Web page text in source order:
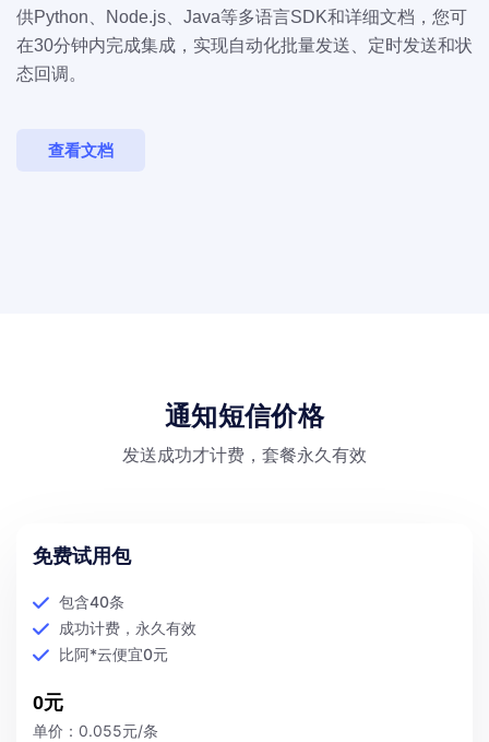
供Python、Node.js、Java等多语言SDK和详细文档，您可
在30分钟内完成集成，实现自动化批量发送、定时发送和状
态回调。
查看文档
通知短信价格
发送成功才计费，套餐永久有效
免费试用包
包含40条
成功计费，永久有效
比阿*云便宜0元
0元
单价：0.055元/条